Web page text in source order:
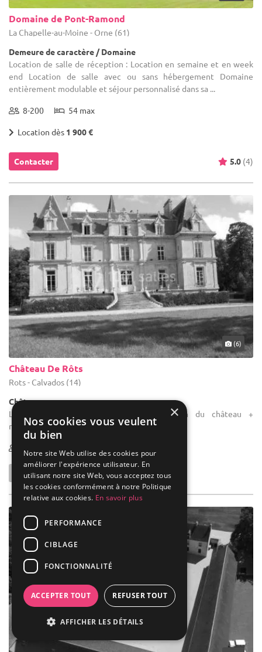
Domaine de Pont-Ramond
La Chapelle-au-Moine - Orne (61)
Demeure de caractère / Domaine
Location de salle de réception : Location en semaine et en week
end Location de salle avec ou sans hébergement Domaine
entièrement modulable et séjour personnalisé dans sa ...
8-200 54 max
Location dès 1 900 €
Contacter 5.0 (4)
(6)
Château De Rôts
Rots - Calvados (14)
Château
Location de salle de réception : Location du château +
restauration réalisée par Grandsire Traiteur
×
Nos cookies vous veulent
du bien
Notre site Web utilise des cookies pour
améliorer l'expérience utilisateur. En
utilisant notre site Web, vous acceptez tous
les cookies conformément à notre Politique
relative aux cookies. En savoir plus
PERFORMANCE
CIBLAGE
FONCTIONNALITÉ
ACCEPTER TOUT REFUSER TOUT
AFFICHER LES DÉTAILS